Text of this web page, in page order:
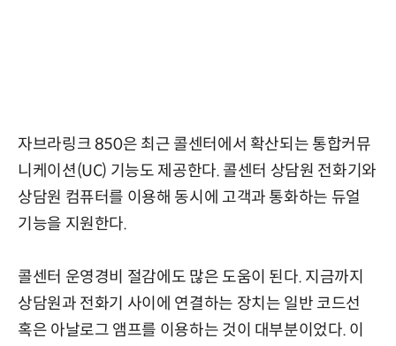
자브라링크 850은 최근 콜센터에서 확산되는 통합커뮤
니케이션(UC) 기능도 제공한다. 콜센터 상담원 전화기와
상담원 컴퓨터를 이용해 동시에 고객과 통화하는 듀얼
기능을 지원한다.
콜센터 운영경비 절감에도 많은 도움이 된다. 지금까지
상담원과 전화기 사이에 연결하는 장치는 일반 코드선
혹은 아날로그 앰프를 이용하는 것이 대부분이었다. 이